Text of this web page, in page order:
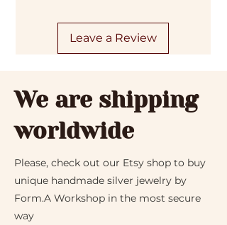
Leave a Review
We are shipping
worldwide
Please, check out our Etsy shop to buy
unique handmade silver jewelry by
Form.A Workshop in the most secure
way